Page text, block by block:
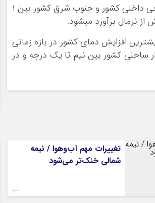
نیمه مرداد تا نیمه شهریور ۱۴۰۵: میانگین دما در استان‌های واقع در نواحی داخلی کشور و جنوب شرق کشور بین ۱
پیش بینی، بیشترین افزایش دمای کشور در بازه زمانی
ساحلی کشور بین نیم تا یک درجه و در
تغییرات مهم آب‌وهوا / نیمه
شمالی خنک‌تر می‌شود